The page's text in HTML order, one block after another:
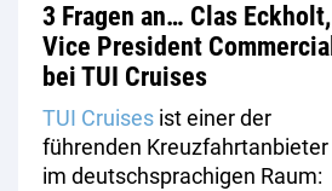
3 Fragen an… Clas Eckholt,
Vice President Commercial
bei TUI Cruises
TUI Cruises ist einer der
führenden Kreuzfahrtanbieter
im deutschsprachigen Raum: